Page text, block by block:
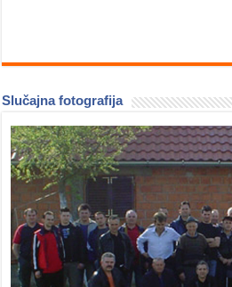
Slučajna fotografija